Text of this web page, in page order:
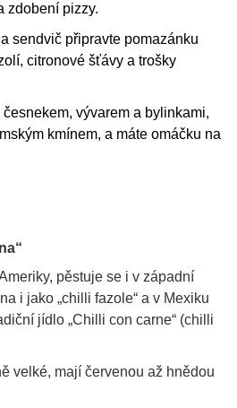
zdobení pizzy.
sendvič připravte pomazánku
citronové šťávy a trošky
vývarem a bylinkami,
kmínem, a máte omáčku na
pěstuje se i v západní
i jako „chilli fazole“ a v Mexiku
jídlo „Chilli con carne“ (chilli
velké, mají červenou až hnědou